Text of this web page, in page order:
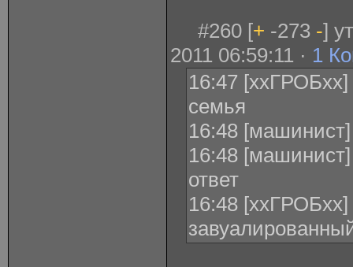
#260 [+ -273 -]
2011 06:59:11 · 1
16:47
семья
16:48
16:48
ответ
16:48